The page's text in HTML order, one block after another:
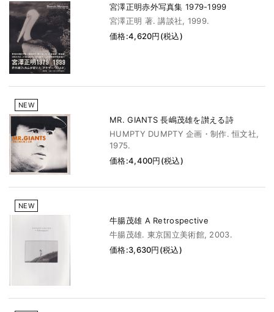
宮澤正明赤外写真集 1979-1999
宮澤正明 著. 講談社, 1999.
価格:4,620円(税込)
NEW
MR. GIANTS 長嶋茂雄を讃える詩
HUMPTY DUMPTY 企画・制作. 恒文社,
1975.
価格:4,400円(税込)
NEW
牛腸茂雄 A Retrospective
牛腸茂雄. 東京国立美術館, 2003.
価格:3,630円(税込)